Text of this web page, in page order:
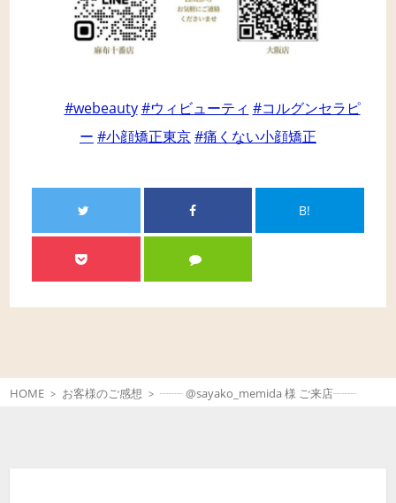
#webeauty #ウィビューティ #コルグンセラピ
ー #小顔矯正東京#痛くない小顔矯正
B!
HOME お客様のご感想 ┈┈ @sayako_memida 様 ご来店┈┈